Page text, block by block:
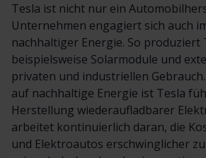
Tesla ist nicht nur ein
Unternehmen engagiert sich auch
nachhaltiger Energie. So produziert
beispielsweise Solarmodule und
privaten und industriellen
auf nachhaltige Energie ist Tesla
Herstellung wiederaufladbarer
arbeitet kontinuierlich daran, die
und Elektroautos erschwinglicher